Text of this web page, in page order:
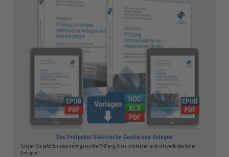
Das Prüfpaket Elektrische Geräte und Anlagen
Sorgen Sie jetzt für eine normgerechte Prüfung Ihrer ortsfesten und ortsveränderlichen
Anlagen!